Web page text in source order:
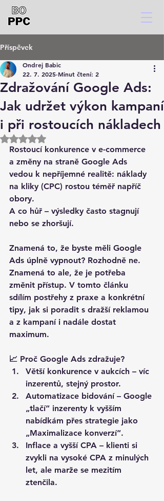
Příspěvek
Zdražování Google Ads:
Jak udržet výkon kampaní
i při rostoucích nákladech
Ondrej Babic
22. 7. 2025 Minut čtení: 2
Hodnoceno NaN z 5 hvězdiček.
Rostoucí konkurence v e-commerce
a změny na straně Google Ads
vedou k nepříjemné realitě: náklady
na kliky (CPC) rostou téměř napříč
obory.
A co hůř – výsledky často stagnují
nebo se zhoršují.
Znamená to, že byste měli Google
Ads úplně vypnout? Rozhodně ne.
Znamená to ale, že je potřeba
změnit přístup. V tomto článku
sdílím postřehy z praxe a konkrétní
tipy, jak si poradit s dražší reklamou
a z kampaní i nadále dostat
maximum.
📈 Proč Google Ads zdražuje?
Větší konkurence v aukcích – víc
inzerentů, stejný prostor.
Automatizace bidování – Google
„tlačí“ inzerenty k vyšším
nabídkám přes strategie jako
„Maximalizace konverzí“.
Inflace a vyšší CPA – klienti si
zvykli na vysoké CPA z minulých
let, ale marže se mezitím
ztenčila.